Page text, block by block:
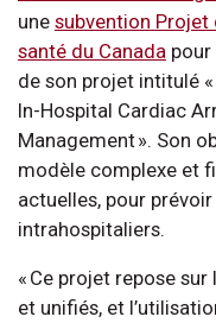
une subvention Projet
santé du Canada
de son projet intitulé
In-Hospital Cardiac
Management ». Son
modèle complexe et
actuelles, pour
intrahospitaliers.
« Ce projet repose
et unifiés, et